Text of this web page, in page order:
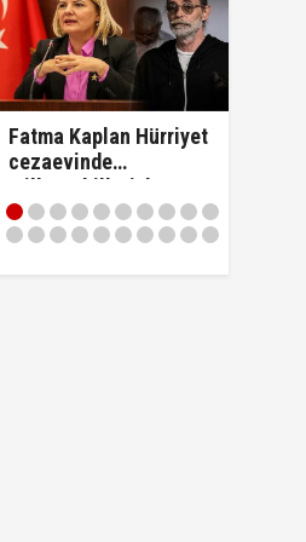
Fatma Kaplan Hürriyet
cezaevinde
milletvekilleriyle
tartıştı: "'Beni siz ihbar
ettiniz' diyerek